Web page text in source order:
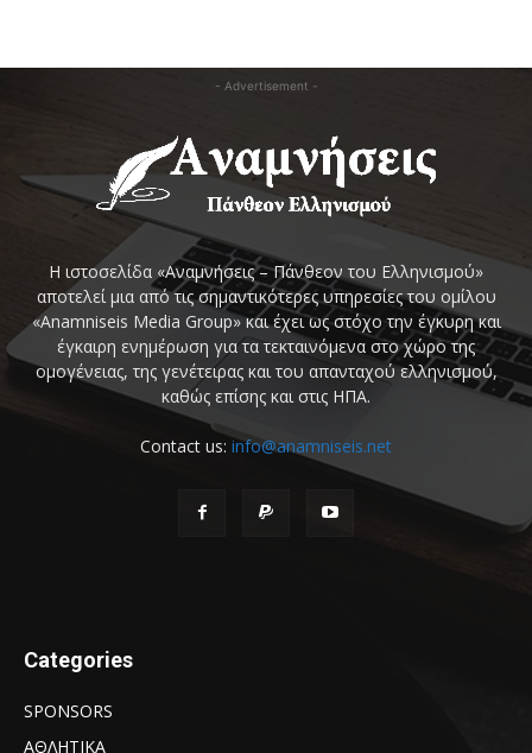
- Advertisement -
Η ιστοσελίδα «Αναμνήσεις – Πάνθεον του Ελληνισμού»
αποτελεί μια από τις σημαντικότερες υπηρεσίες του ομίλου
«Anamniseis Media Group» και έχει ως στόχο την έγκυρη και
έγκαιρη ενημέρωση για τα τεκταινόμενα στο χώρο της
ομογένειας, της γενέτειρας και του απανταχού ελληνισμού,
καθώς επίσης και στις ΗΠΑ.
Contact us: info@anamniseis.net
Categories
SPONSORS
ΑΘΛΗΤΙΚΑ